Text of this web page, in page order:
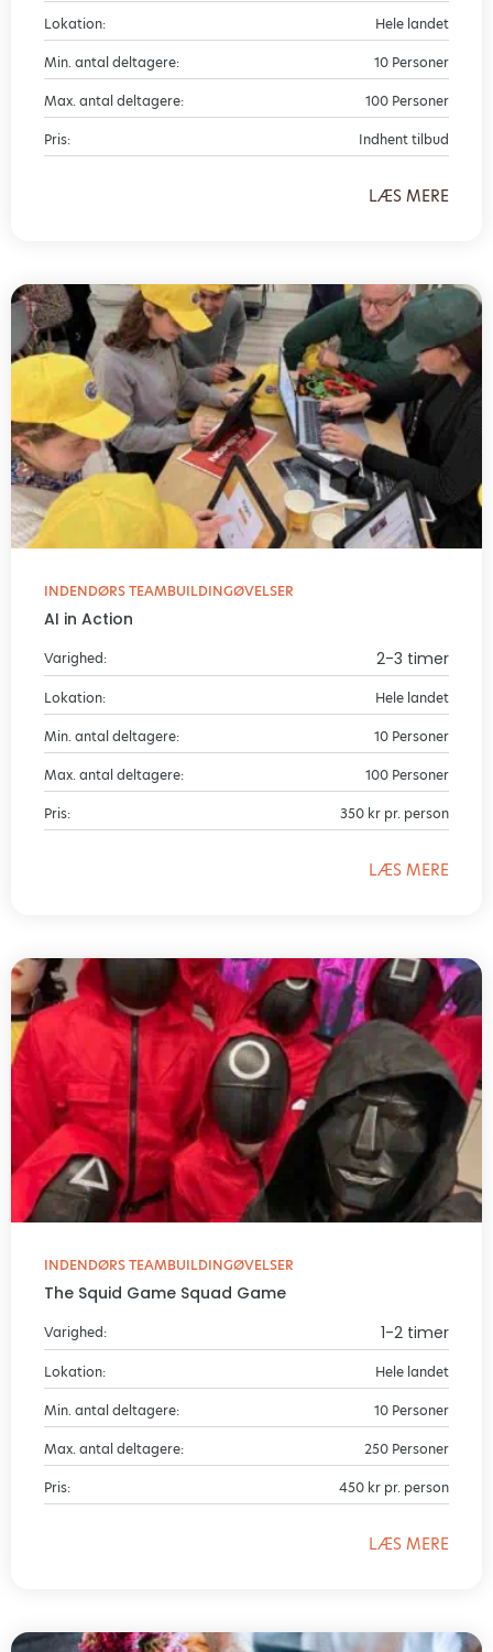
Lokation: Hele landet
Min. antal deltagere: 10 Personer
Max. antal deltagere: 100 Personer
Pris: Indhent tilbud
LÆS MERE
INDENDØRS TEAMBUILDINGØVELSER
AI in Action
Varighed: 2-3 timer
Lokation: Hele landet
Min. antal deltagere: 10 Personer
Max. antal deltagere: 100 Personer
Pris: 350 kr pr. person
LÆS MERE
INDENDØRS TEAMBUILDINGØVELSER
The Squid Game Squad Game
Varighed: 1-2 timer
Lokation: Hele landet
Min. antal deltagere: 10 Personer
Max. antal deltagere: 250 Personer
Pris: 450 kr pr. person
LÆS MERE